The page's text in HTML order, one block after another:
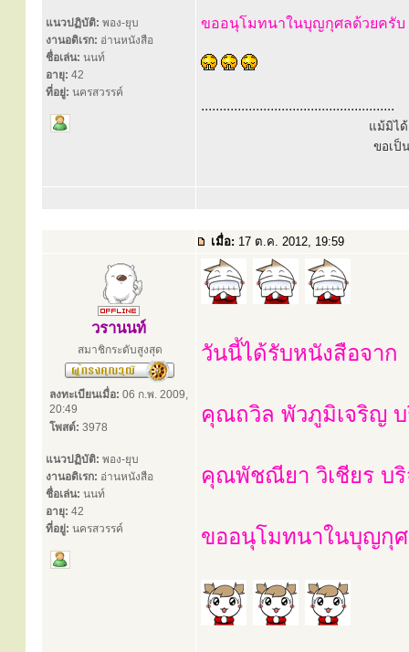
แนวปฏิบัติ: พอง-ยุบ
งานอดิเรก: อ่านหนังสือ
ชื่อเล่น: นนท์
อายุ: 42
ที่อยู่: นครสวรรค์
ขออนุโมทนาในบุญกุศลด้วยครับ
.....................................................
แม้มิได้
ขอเป็
เมื่อ: 17 ต.ค. 2012, 19:59
วรานนท์
สมาชิกระดับสูงสุด
ลงทะเบียนเมื่อ: 06 ก.พ. 2009,
20:49
โพสต์: 3978
แนวปฏิบัติ: พอง-ยุบ
งานอดิเรก: อ่านหนังสือ
ชื่อเล่น: นนท์
อายุ: 42
ที่อยู่: นครสวรรค์
วันนี้ได้รับหนังสือจาก
คุณถวิล พัวภูมิเจริญ
คุณพัชณียา วิเชียร บ
ขออนุโมทนาในบุญกุ